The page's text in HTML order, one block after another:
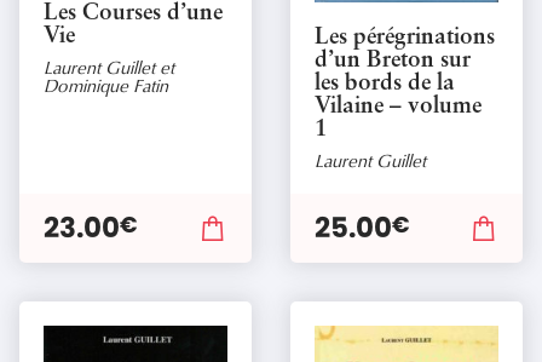
Les Courses d’une
Vie
Laurent Guillet et
Dominique Fatin
23.00€
Les pérégrinations
d’un Breton sur
les bords de la
Vilaine – volume
1
Laurent Guillet
25.00€